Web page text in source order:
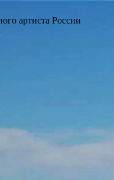
артиста России